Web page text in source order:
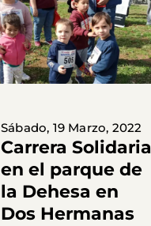
Sábado, 19 Marzo, 2022
Carrera Solidaria
en el parque de
la Dehesa en
Dos Hermanas